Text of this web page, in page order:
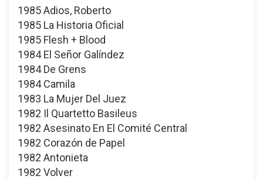
1985 Adios, Roberto
1985 La Historia Oficial
1985 Flesh + Blood
1984 El Señor Galíndez
1984 De Grens
1984 Camila
1983 La Mujer Del Juez
1982 Il Quartetto Basileus
1982 Asesinato En El Comité Central
1982 Corazón de Papel
1982 Antonieta
1982 Volver